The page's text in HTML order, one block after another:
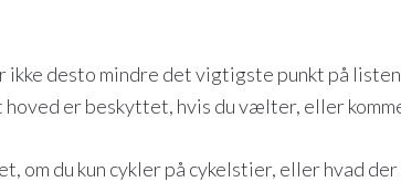
desto mindre det vigtigste punkt på
er beskyttet, hvis du vælter, eller
om du kun cykler på cykelstier, eller hvad